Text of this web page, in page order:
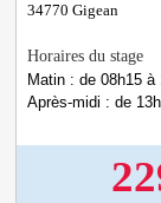
34770 Gigean
Horaires du stage
Matin : de 08h15 à
Après-midi : de